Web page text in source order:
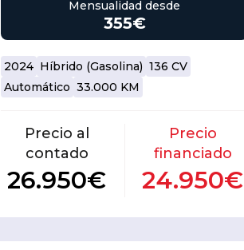
Mensualidad desde
355€
2024 Híbrido (Gasolina) 136 CV
Automático 33.000 KM
Precio al
contado
26.950€
Precio
financiado
24.950€